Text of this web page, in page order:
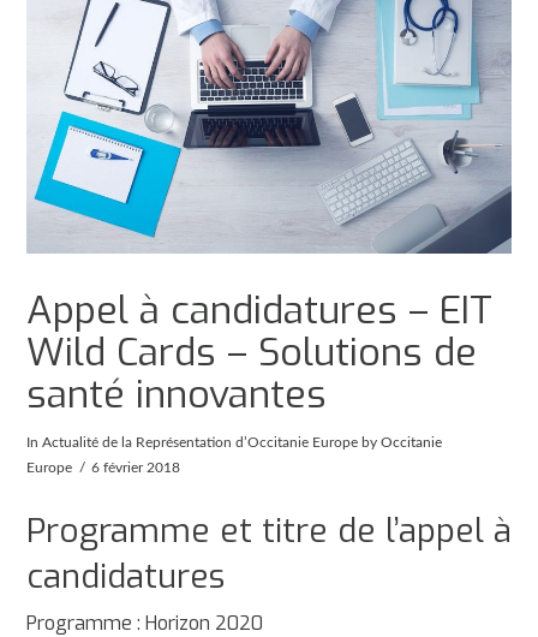
JUILLET 24, 2026
Appel à candidatures – EIT
Wild Cards – Solutions de
santé innovantes
InActualité de la Représentation d’Occitanie Europe by Occitanie
Europe
6 février 2018
Programme et titre de l’appel à
candidatures
Programme : Horizon 2020